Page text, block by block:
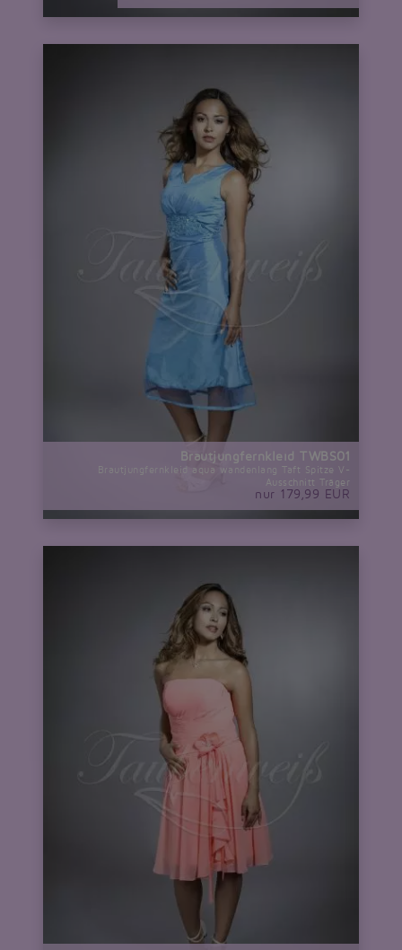
Brautjungfernkleid TWBS01
Brautjungfernkleid aqua wandenlang Taft Spitze V-
Ausschnitt Träger
nur 179,99 EUR